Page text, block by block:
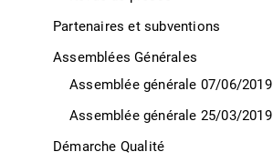
Partenaires et subventions
Assemblées Générales
Assemblée générale 07/06/2019
Assemblée générale 25/03/2019
Démarche Qualité
Services
Service à la personne